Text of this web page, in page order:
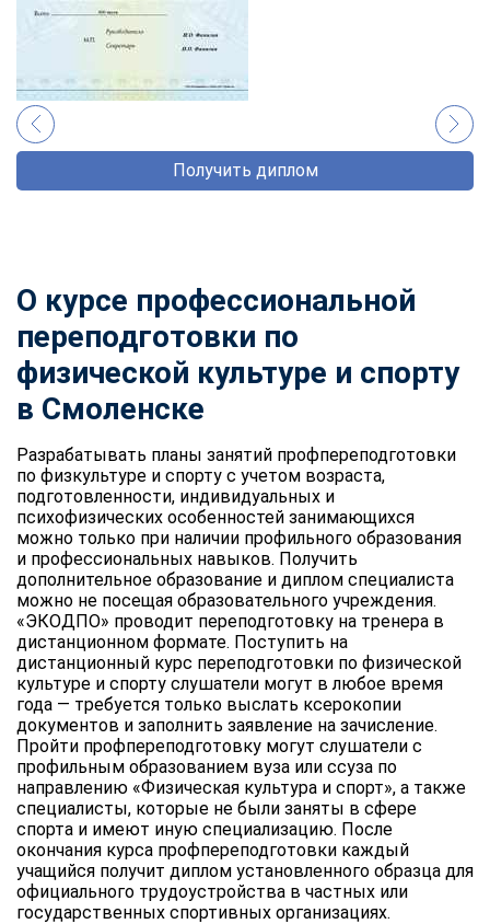
Получить диплом
О курсе профессиональной
переподготовки по
физической культуре и спорту
в Смоленске
Разрабатывать планы занятий профпереподготовки
по физкультуре и спорту с учетом возраста,
подготовленности, индивидуальных и
психофизических особенностей занимающихся
можно только при наличии профильного образования
и профессиональных навыков. Получить
дополнительное образование и диплом специалиста
можно не посещая образовательного учреждения.
«ЭКОДПО» проводит переподготовку на тренера в
дистанционном формате. Поступить на
дистанционный курс переподготовки по физической
культуре и спорту слушатели могут в любое время
года — требуется только выслать ксерокопии
документов и заполнить заявление на зачисление.
Пройти профпереподготовку могут слушатели с
профильным образованием вуза или ссуза по
направлению «Физическая культура и спорт», а также
специалисты, которые не были заняты в сфере
спорта и имеют иную специализацию. После
окончания курса профпереподготовки каждый
учащийся получит диплом установленного образца для
официального трудоустройства в частных или
государственных спортивных организациях.